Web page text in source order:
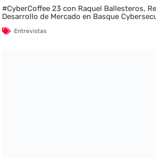
#CyberCoffee 23 con Raquel Ballesteros,
Desarrollo de Mercado en Basque
Entrevistas